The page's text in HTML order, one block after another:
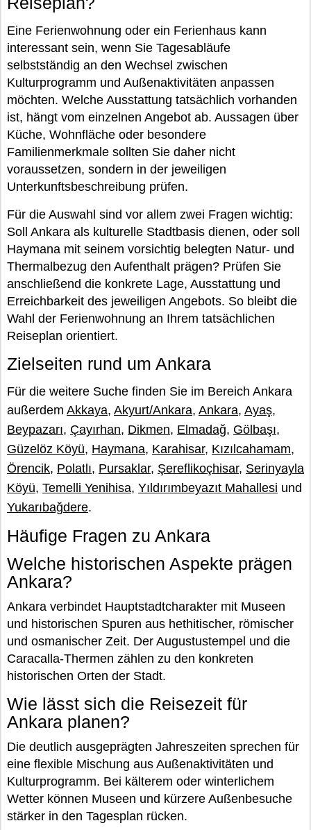
Eine Ferienwohnung oder ein Ferienhaus kann
interessant sein, wenn Sie Tagesabläufe
selbstständig an den Wechsel zwischen
Kulturprogramm und Außenaktivitäten anpassen
möchten. Welche Ausstattung tatsächlich vorhanden
ist, hängt vom einzelnen Angebot ab. Aussagen über
Küche, Wohnfläche oder besondere
Familienmerkmale sollten Sie daher nicht
voraussetzen, sondern in der jeweiligen
Unterkunftsbeschreibung prüfen.
Für die Auswahl sind vor allem zwei Fragen wichtig:
Soll Ankara als kulturelle Stadtbasis dienen, oder soll
Haymana mit seinem vorsichtig belegten Natur- und
Thermalbezug den Aufenthalt prägen? Prüfen Sie
anschließend die konkrete Lage, Ausstattung und
Erreichbarkeit des jeweiligen Angebots. So bleibt die
Wahl der Ferienwohnung an Ihrem tatsächlichen
Reiseplan orientiert.
Zielseiten rund um Ankara
Für die weitere Suche finden Sie im Bereich Ankara
außerdem Akkaya, Akyurt/Ankara, Ankara, Ayaş,
Beypazarı, Çayırhan, Dikmen, Elmadağ, Gölbaşı,
Güzelöz Köyü, Haymana, Karahisar, Kızılcahamam,
Örencik, Polatlı, Pursaklar, Şereflikoçhisar, Serinyayla
Köyü, Temelli Yenihisa, Yıldırımbeyazıt Mahallesi und
Yukarıbağdere.
Häufige Fragen zu Ankara
Welche historischen Aspekte prägen
Ankara?
Ankara verbindet Hauptstadtcharakter mit Museen
und historischen Spuren aus hethitischer, römischer
und osmanischer Zeit. Der Augustustempel und die
Caracalla-Thermen zählen zu den konkreten
historischen Orten der Stadt.
Wie lässt sich die Reisezeit für
Ankara planen?
Die deutlich ausgeprägten Jahreszeiten sprechen für
eine flexible Mischung aus Außenaktivitäten und
Kulturprogramm. Bei kälterem oder winterlichem
Wetter können Museen und kürzere Außenbesuche
stärker in den Tagesplan rücken.